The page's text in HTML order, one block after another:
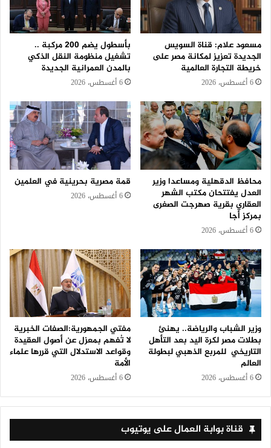
مسعود علام: قناة السويس
الجديدة تعزيز لمكانة مصر على
خريطة التجارة العالمية
6 أغسطس، 2026
بأسطول يضم 200 مركبة ..
تشغيل منظومة النقل الذكي
بالمدن العمرانية الجديدة
6 أغسطس، 2026
محافظ الدقهلية ومساعدا وزير
العدل يفتتحان مكتب الشهر
العقاري بقرية صهرجت الصغرى
بمركز أجا
6 أغسطس، 2026
قمة مصرية بحرينية في العلمين
6 أغسطس، 2026
وزير الشباب والرياضة.. يهنئ
بطلات مصر لكرة اليد بعد التأهل
التاريخي للمربع الذهبي لبطولة
العالم
6 أغسطس، 2026
مفتي الجمهورية:الصفات الخبرية
لا تُفهم بمعزل عن أصول العقيدة
وقواعد الاستدلال التي قررها علماء
الأمة
6 أغسطس، 2026
قناة بوابة العمال على يوتيوب